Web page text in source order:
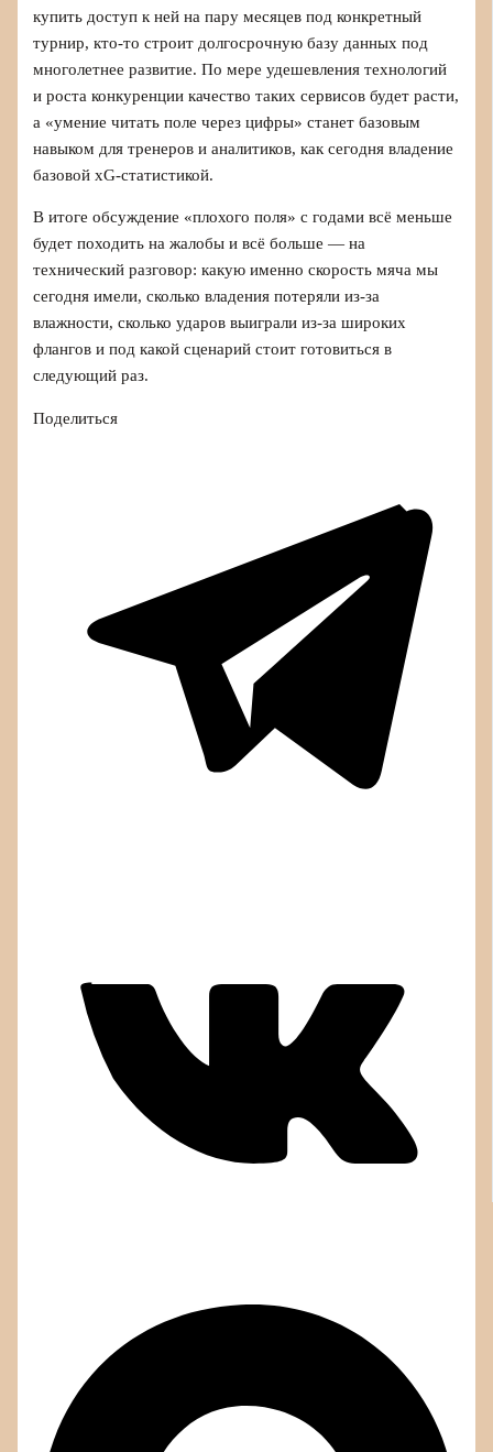
купить доступ к ней на пару месяцев под конкретный
турнир, кто‑то строит долгосрочную базу данных под
многолетнее развитие. По мере удешевления технологий
и роста конкуренции качество таких сервисов будет расти,
а «умение читать поле через цифры» станет базовым
навыком для тренеров и аналитиков, как сегодня владение
базовой xG‑статистикой.
В итоге обсуждение «плохого поля» с годами всё меньше
будет походить на жалобы и всё больше — на
технический разговор: какую именно скорость мяча мы
сегодня имели, сколько владения потеряли из‑за
влажности, сколько ударов выиграли из‑за широких
флангов и под какой сценарий стоит готовиться в
следующий раз.
Поделиться